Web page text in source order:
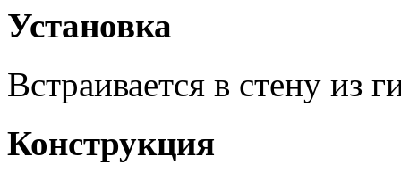
Установка
Встраивается в стену из
Конструкция